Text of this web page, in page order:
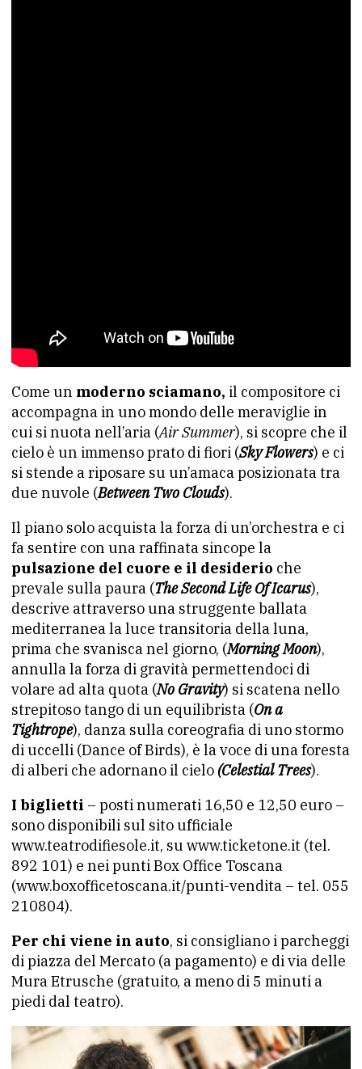
Come un moderno sciamano, il compositore ci
accompagna in uno mondo delle meraviglie in
cui si nuota nell’aria (Air Summer), si scopre che il
cielo è un immenso prato di fiori (Sky Flowers) e ci
si stende a riposare su un’amaca posizionata tra
due nuvole (Between Two Clouds).
Il piano solo acquista la forza di un’orchestra e ci
fa sentire con una raffinata sincope la
pulsazione del cuore e il desiderio che
prevale sulla paura (The Second Life Of Icarus),
descrive attraverso una struggente ballata
mediterranea la luce transitoria della luna,
prima che svanisca nel giorno, (Morning Moon),
annulla la forza di gravità permettendoci di
volare ad alta quota (No Gravity) si scatena nello
strepitoso tango di un equilibrista (On a
Tightrope), danza sulla coreografia di uno stormo
di uccelli (Dance of Birds), è la voce di una foresta
di alberi che adornano il cielo(Celestial Trees).
I biglietti – posti numerati 16,50 e 12,50 euro –
sono disponibili sul sito ufficiale
www.teatrodifiesole.it, su www.ticketone.it (tel.
892 101) e nei punti Box Office Toscana
(www.boxofficetoscana.it/punti-vendita – tel. 055
210804).
Per chi viene in auto, si consigliano i parcheggi
di piazza del Mercato (a pagamento) e di via delle
Mura Etrusche (gratuito, a meno di 5 minuti a
piedi dal teatro).